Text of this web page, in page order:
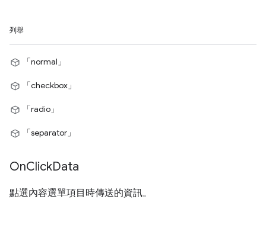
列舉
「normal」
「checkbox」
「radio」
「separator」
OnClickData
點選內容選單項目時傳送的資訊。